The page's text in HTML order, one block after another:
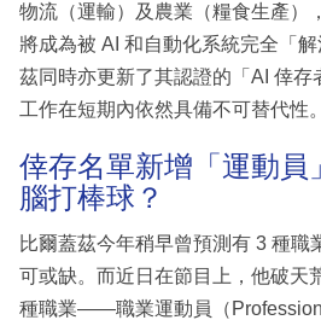
物流（運輸）及農業（糧食生產）
將成為被 AI 和自動化系統完全「
茲同時亦更新了其認證的「AI 倖存
工作在短期內依然具備不可替代性。
倖存名單新增「運動員
腦打棒球？
比爾蓋茲今年稍早曾預測有 3 種職
可或缺。而近日在節目上，他破天
種職業——職業運動員（